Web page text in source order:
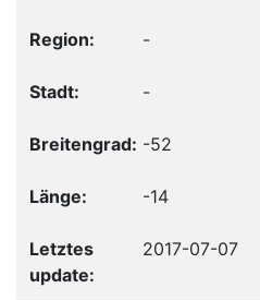
-
-
-52
-14
2017-07-07